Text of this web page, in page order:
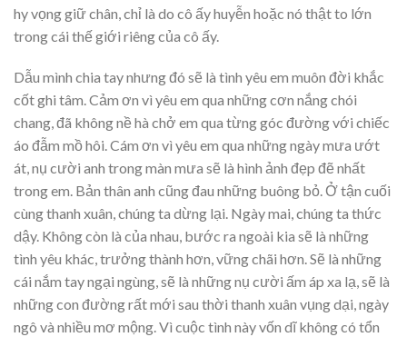
hy vọng giữ chân, chỉ là do cô ấy huyễn hoặc nó thật to lớn
trong cái thế giới riêng của cô ấy.
Dẫu mình chia tay nhưng đó sẽ là tình yêu em muôn đời khắc
cốt ghi tâm. Cảm ơn vì yêu em qua những cơn nắng chói
chang, đã không nề hà chở em qua từng góc đường với chiếc
áo đẫm mồ hôi. Cám ơn vì yêu em qua những ngày mưa ướt
át, nụ cười anh trong màn mưa sẽ là hình ảnh đẹp đẽ nhất
trong em. Bản thân anh cũng đau những buông bỏ. Ở tận cuối
cùng thanh xuân, chúng ta dừng lại. Ngày mai, chúng ta thức
dậy. Không còn là của nhau, bước ra ngoài kia sẽ là những
tình yêu khác, trưởng thành hơn, vững chãi hơn. Sẽ là những
cái nắm tay ngại ngùng, sẽ là những nụ cười ấm áp xa lạ, sẽ là
những con đường rất mới sau thời thanh xuân vụng dại, ngày
ngô và nhiều mơ mộng. Vì cuộc tình này vốn dĩ không có tổn